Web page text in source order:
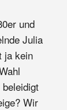
und
Julia
ja kein
Wir